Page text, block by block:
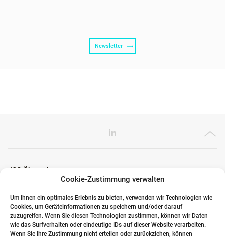
Cookie-Zustimmung verwalten
Um Ihnen ein optimales Erlebnis zu bieten, verwenden wir Technologien wie
Cookies, um Geräteinformationen zu speichern und/oder darauf
zuzugreifen. Wenn Sie diesen Technologien zustimmen, können wir Daten
wie das Surfverhalten oder eindeutige IDs auf dieser Website verarbeiten.
Wenn Sie Ihre Zustimmung nicht erteilen oder zurückziehen, können
Newsletter
ICG Ökosystem
Globale Partner